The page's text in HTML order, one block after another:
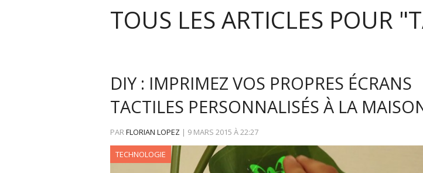
TOUS LES ARTICLES POUR
DIY : IMPRIMEZ VOS PROPRES ÉCRANS
TACTILES PERSONNALISÉS À LA
PARFLORIAN LOPEZ | 9 MARS 2015 À22:27
TECHNOLOGIE